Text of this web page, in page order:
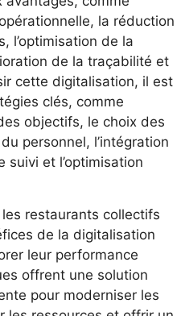
la réduction
l’optimisation de la
de la traçabilité et
cette digitalisation, il est
clés, comme
objectifs, le choix des
personnel, l’intégration
et l’optimisation
restaurants collectifs
de la digitalisation
leur performance
offrent une solution
pour moderniser les